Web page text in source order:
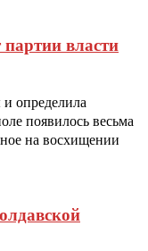
власти
определила
появилось весьма
на восхищении